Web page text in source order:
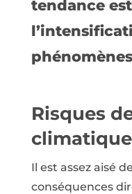
tendance
Risques
Il est assez aisé
conséquences